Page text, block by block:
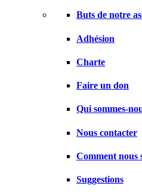
Buts de notre
Adhésion
Charte
Faire un don
Qui sommes-
Nous contacter
Comment nous
Suggestions